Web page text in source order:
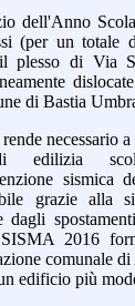
dell'Anno
(per un totale
il plesso di Via
di Bastia
necessario
edilizia
sismica
grazie alla
dagli
2016
comunale
edificio più